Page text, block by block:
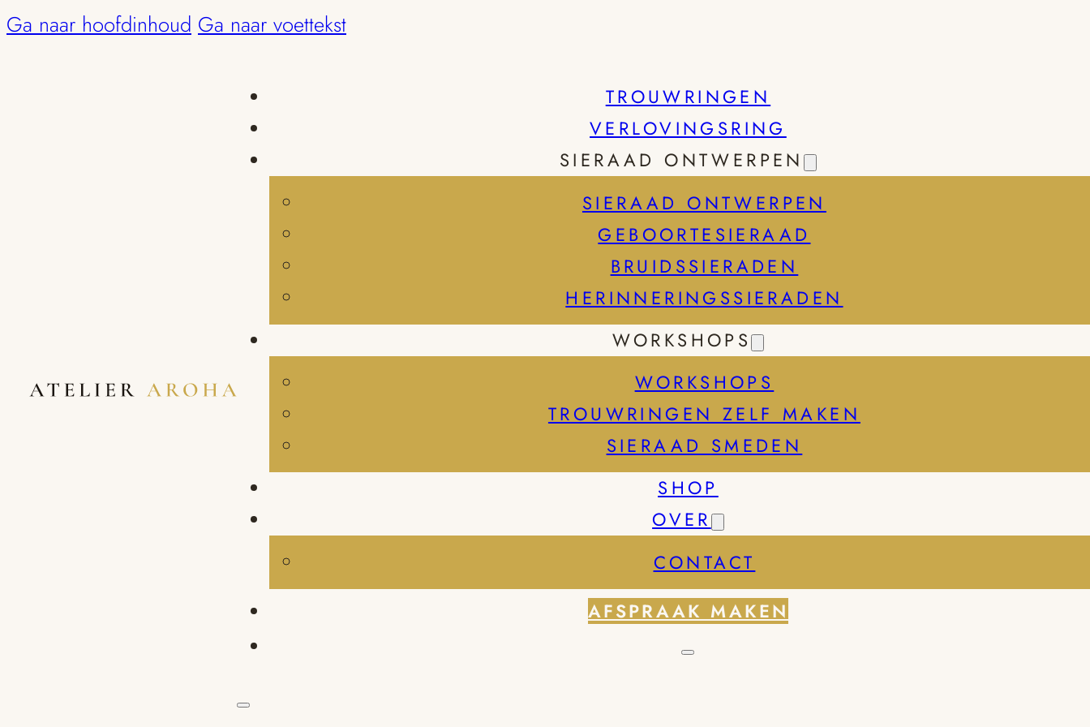
Ga naar hoofdinhoud Ga naar voettekst
TROUWRINGEN
VERLOVINGSRING
SIERAAD ONTWERPEN
SIERAAD ONTWERPEN
GEBOORTESIERAAD
BRUIDSSIERADEN
HERINNERINGSSIERADEN
WORKSHOPS
WORKSHOPS
TROUWRINGEN ZELF MAKEN
SIERAAD SMEDEN
SHOP
OVER
CONTACT
AFSPRAAK MAKEN